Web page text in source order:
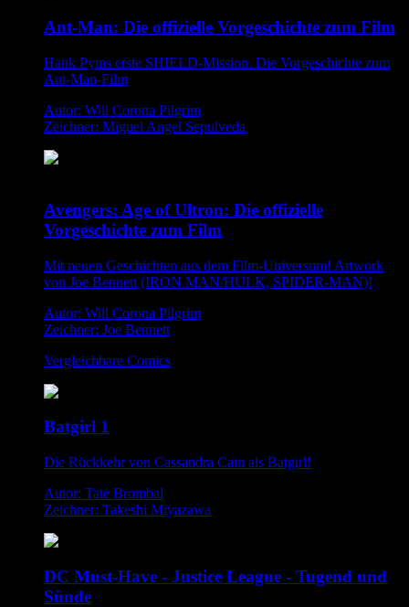
Ant-Man: Die offizielle Vorgeschichte zum Film
Hank Pyms erste SHIELD-Mission. Die Vorgeschichte zum
Ant-Man-Film
Autor: Will Corona Pilgrim
Zeichner: Miguel Angel Sepulveda
Avengers: Age of Ultron: Die offizielle
Vorgeschichte zum Film
Mit neuen Geschichten aus dem Film-Universum! Artwork
von Joe Bennett (IRON MAN/HULK, SPIDER-MAN)!
Autor: Will Corona Pilgrim
Zeichner: Joe Bennett
Vergleichbare Comics
Batgirl 1
Die Rückkehr von Cassandra Cain als Batgirl!
Autor: Tate Brombal
Zeichner: Takeshi Miyazawa
DC Must-Have - Justice League - Tugend und
Sünde